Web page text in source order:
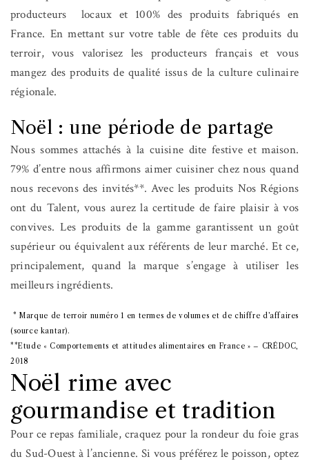
producteurs
locaux et 100% des produits fabriqués en
France. En mettant sur votre table de fête ces produits du
terroir, vous valorisez les producteurs français et vous
mangez des produits de qualité issus de la culture culinaire
régionale.
Noël : une période de partage
Nous sommes attachés à la cuisine dite festive et maison.
79% d’entre nous affirmons aimer cuisiner chez nous quand
nous recevons des invités**. Avec les produits Nos Régions
ont du Talent, vous aurez la certitude de faire plaisir à vos
convives. Les produits de la gamme garantissent un goût
supérieur ou équivalent aux référents de leur marché. Et ce,
principalement, quand la marque s’engage à utiliser les
meilleurs ingrédients.
* Marque de terroir numéro 1 en termes de volumes et de chiffre d’affaires
(source kantar).
**Etude « Comportements et attitudes alimentaires en France » – CRÉDOC,
2018
Noël rime avec
gourmandise et tradition
Pour ce repas familiale, craquez pour la rondeur du foie gras
du Sud-Ouest à l’ancienne. Si vous préférez le poisson, optez